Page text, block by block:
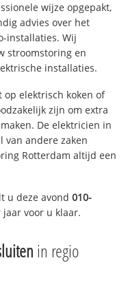
wijze opgepakt,
advies over het
installaties. Wij
stroomstoring en
installaties.
elektrisch koken of
zijn om extra
De elektricien in
van andere zaken
Rotterdam altijd een
u deze avond010-
jaar voor u klaar.
in regio